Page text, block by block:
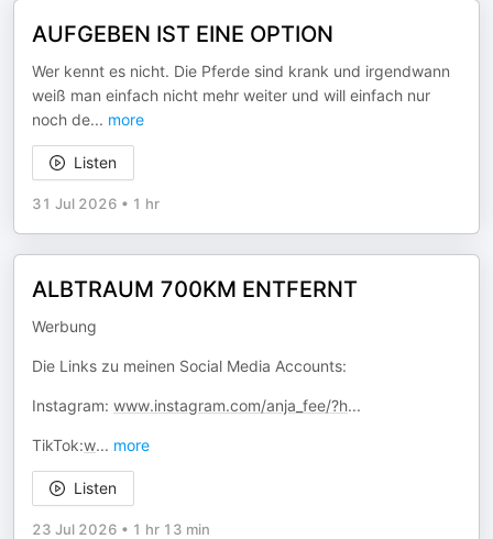
AUFGEBEN IST EINE OPTION
Wer kennt es nicht. Die Pferde sind krank und irgendwann
weiß man einfach nicht mehr weiter und will einfach nur
noch de... more
Listen
31 Jul 2026 • 1 hr
ALBTRAUM 700KM ENTFERNT
Werbung
Die Links zu meinen Social Media Accounts:
Instagram: www.instagram.com/anja_fee/?h...
TikTok:w... more
Listen
23 Jul 2026 • 1 hr 13 min